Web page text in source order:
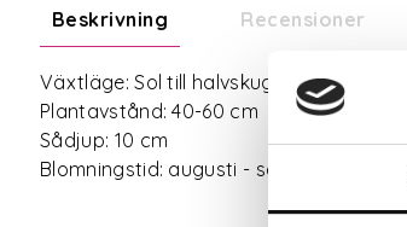
Beskrivning Recensioner
Växtläge: Sol till halvskugga
Plantavstånd: 40-60 cm
Sådjup: 10 cm
Blomningstid: augusti - september